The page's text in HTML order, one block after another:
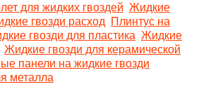
для жидких гвоздей Жидкие
гвозди расход
Плинтус на
гвозди для пластика Жидкие
Жидкие гвозди для керамической
панели на жидкие гвозди
металла